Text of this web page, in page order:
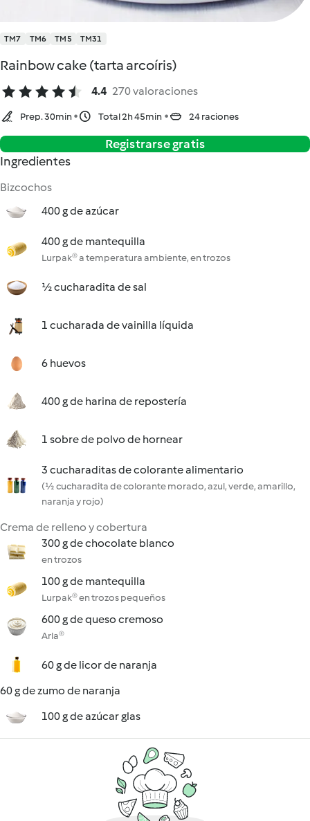
TM7 TM6 TM5 TM31
Rainbow cake (tarta arcoíris)
4.4 270 valoraciones
Prep. 30min Total 2h 45min 24 raciones
Registrarse gratis
Ingredientes
Bizcochos
400 g de azúcar
400 g de mantequilla
Lurpak® a temperatura ambiente, en trozos
½ cucharadita de sal
1 cucharada de vainilla líquida
6 huevos
400 g de harina de repostería
1 sobre de polvo de hornear
3 cucharaditas de colorante alimentario
(½ cucharadita de colorante morado, azul, verde, amarillo,
naranja y rojo)
Crema de relleno y cobertura
300 g de chocolate blanco
en trozos
100 g de mantequilla
Lurpak® en trozos pequeños
600 g de queso cremoso
Arla®
60 g de licor de naranja
60 g de zumo de naranja
100 g de azúcar glas